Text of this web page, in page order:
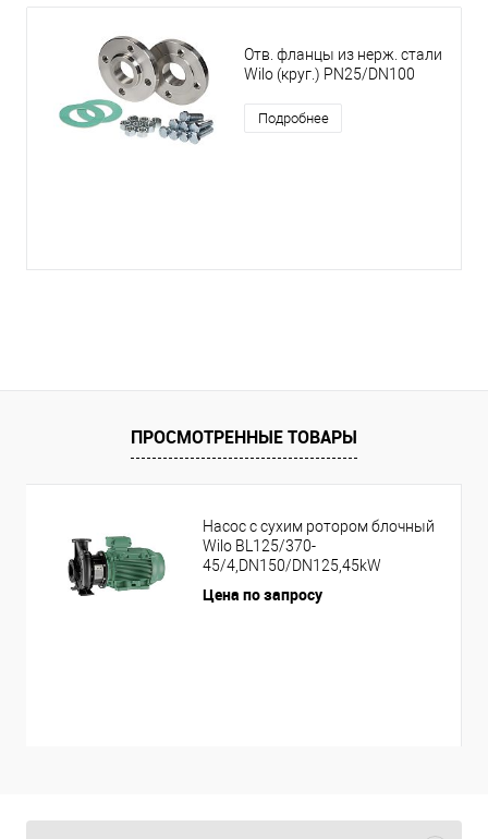
Отв. фланцы из нерж. стали
Wilo (круг.) PN25/DN100
Подробнее
ПРОСМОТРЕННЫЕ ТОВАРЫ
Насос с сухим ротором блочный
Wilo BL125/370-
45/4,DN150/DN125,45kW
Цена по запросу